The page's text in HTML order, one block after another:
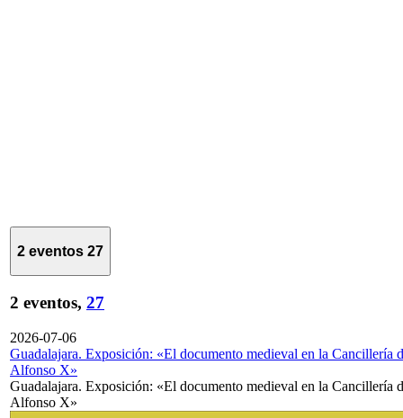
2 eventos 27
2 eventos, 27
2026-07-06
Guadalajara. Exposición: «El documento medieval en la Cancillería
Alfonso X»
Guadalajara. Exposición: «El documento medieval en la Cancillería
Alfonso X»